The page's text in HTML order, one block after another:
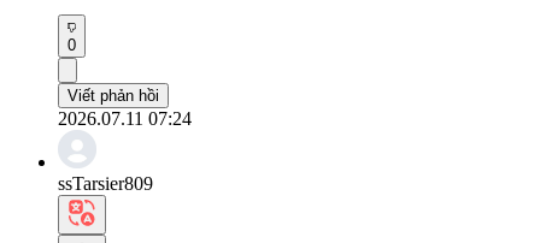
0
Viết phản hồi
2026.07.11 07:24
ssTarsier809